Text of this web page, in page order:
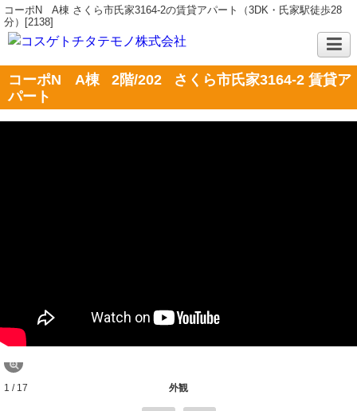
コーポN A棟 さくら市氏家3164-2の賃貸アパート（3DK・氏家駅徒歩28
分）[2138]
コーポN A棟 2階/202
さくら市氏家3164-2 賃貸ア
パート
外観
1 / 17